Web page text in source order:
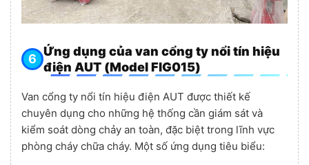
Ứng dụng của van cổng ty nổi tín hiệu
điện AUT (Model FIG015)
Van cổng ty nổi tín hiệu điện AUT được thiết kế
chuyên dụng cho những hệ thống cần giám sát và
kiểm soát dòng chảy an toàn, đặc biệt trong lĩnh vực
phòng cháy chữa cháy. Một số ứng dụng tiêu biểu: